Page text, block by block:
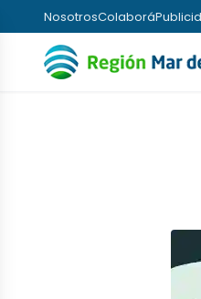
NosotrosColaborá